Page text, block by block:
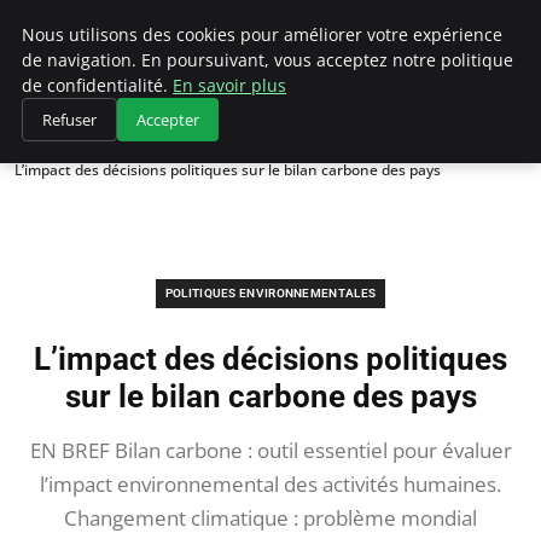
Climategatecountryclub.com
Accueil
Politiques environnementales
L’impact des décisions politiques sur le bilan carbone des pays
POLITIQUES ENVIRONNEMENTALES
L’impact des décisions politiques
sur le bilan carbone des pays
EN BREF Bilan carbone : outil essentiel pour évaluer
l’impact environnemental des activités humaines.
Changement climatique : problème mondial
Nous utilisons des cookies pour améliorer votre expérience
de navigation. En poursuivant, vous acceptez notre politique
de confidentialité. En savoir plus
Refuser Accepter